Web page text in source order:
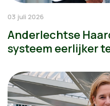
03 juli 2026
Anderlechtse
systeem eerlijker